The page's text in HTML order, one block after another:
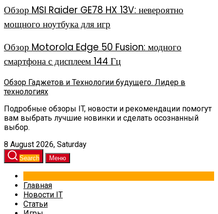
Обзор MSI Raider GE78 HX 13V: невероятно
мощного ноутбука для игр
Обзор Motorola Edge 50 Fusion: модного
смартфона с дисплеем 144 Гц
Обзор Гаджетов и Технологии будущего. Лидер в
технологиях
Подробные обзоры IT, новости и рекомендации помогут
вам выбрать лучшие новинки и сделать осознанный
выбор.
8 August 2026, Saturday
Search Меню
Главная
Новости IT
Статьи